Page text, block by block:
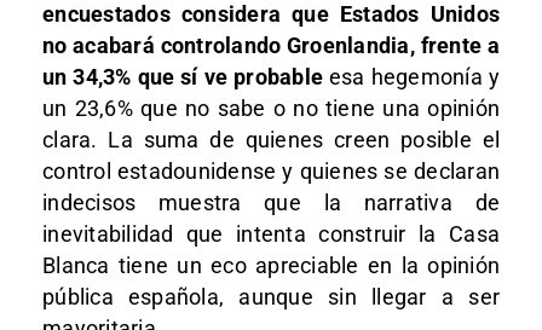
encuestados considera que Estados Unidos
no acabará controlando Groenlandia, frente a
un 34,3% que sí ve probable esa hegemonía y
un 23,6% que no sabe o no tiene una opinión
clara. La suma de quienes creen posible el
control estadounidense y quienes se declaran
indecisos muestra que la narrativa de
inevitabilidad que intenta construir la Casa
Blanca tiene un eco apreciable en la opinión
pública española, aunque sin llegar a ser